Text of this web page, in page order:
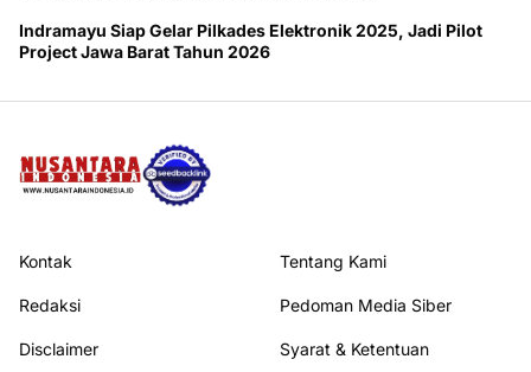
Indramayu Siap Gelar Pilkades Elektronik 2025, Jadi Pilot
Project Jawa Barat Tahun 2026
Kontak Tentang Kami
Redaksi Pedoman Media Siber
Disclaimer Syarat & Ketentuan